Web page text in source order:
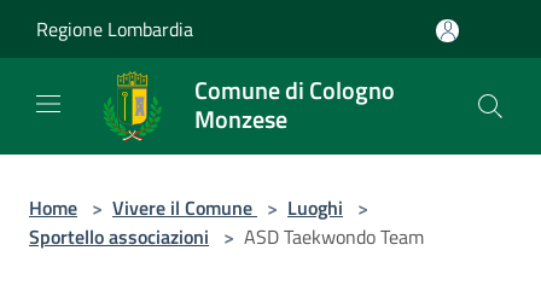
Regione Lombardia
Comune di Cologno
Monzese
Home > Vivere il Comune > Luoghi >
Sportello associazioni > ASD Taekwondo Team